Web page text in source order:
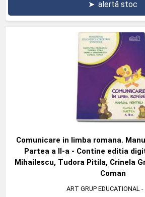
➤ alertă stoc
Comunicare in limba romana.
Partea a II-a - Contine editia
Mihailescu, Tudora Pitila, Crinela
Coman
ART GRUP EDUCATIONAL -